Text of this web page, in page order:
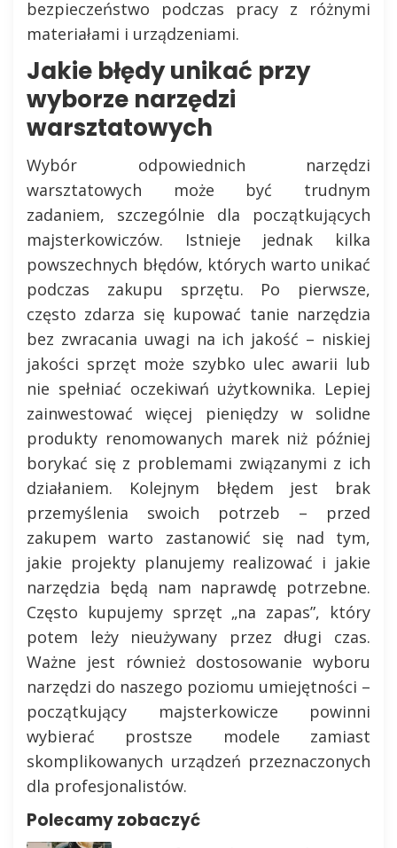
bezpieczeństwo podczas pracy z różnymi
materiałami i urządzeniami.
Jakie błędy unikać przy
wyborze narzędzi
warsztatowych
Wybór odpowiednich narzędzi
warsztatowych może być trudnym
zadaniem, szczególnie dla początkujących
majsterkowiczów. Istnieje jednak kilka
powszechnych błędów, których warto unikać
podczas zakupu sprzętu. Po pierwsze,
często zdarza się kupować tanie narzędzia
bez zwracania uwagi na ich jakość – niskiej
jakości sprzęt może szybko ulec awarii lub
nie spełniać oczekiwań użytkownika. Lepiej
zainwestować więcej pieniędzy w solidne
produkty renomowanych marek niż później
borykać się z problemami związanymi z ich
działaniem. Kolejnym błędem jest brak
przemyślenia swoich potrzeb – przed
zakupem warto zastanowić się nad tym,
jakie projekty planujemy realizować i jakie
narzędzia będą nam naprawdę potrzebne.
Często kupujemy sprzęt „na zapas”, który
potem leży nieużywany przez długi czas.
Ważne jest również dostosowanie wyboru
narzędzi do naszego poziomu umiejętności –
początkujący majsterkowicze powinni
wybierać prostsze modele zamiast
skomplikowanych urządzeń przeznaczonych
dla profesjonalistów.
Polecamy zobaczyć